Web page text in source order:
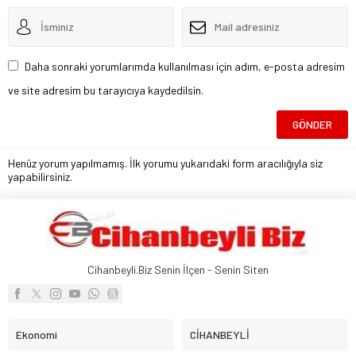
Daha sonraki yorumlarımda kullanılması için adım, e-posta adresim
ve site adresim bu tarayıcıya kaydedilsin.
Henüz yorum yapılmamış. İlk yorumu yukarıdaki form aracılığıyla siz
yapabilirsiniz.
Cihanbeyli.Biz Senin İlçen - Senin Siten
Ekonomi CİHANBEYLİ